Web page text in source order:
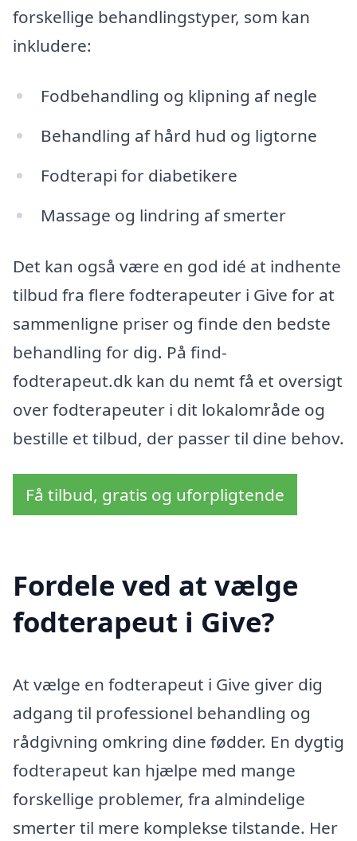
forskellige behandlingstyper, som kan
inkludere:
Fodbehandling og klipning af negle
Behandling af hård hud og ligtorne
Fodterapi for diabetikere
Massage og lindring af smerter
Det kan også være en god idé at indhente
tilbud fra flere fodterapeuter i Give for at
sammenligne priser og finde den bedste
behandling for dig. På find-
fodterapeut.dk kan du nemt få et oversigt
over fodterapeuter i dit lokalområde og
bestille et tilbud, der passer til dine behov.
Få tilbud, gratis og uforpligtende
Fordele ved at vælge
fodterapeut i Give?
At vælge en fodterapeut i Give giver dig
adgang til professionel behandling og
rådgivning omkring dine fødder. En dygtig
fodterapeut kan hjælpe med mange
forskellige problemer, fra almindelige
smerter til mere komplekse tilstande. Her